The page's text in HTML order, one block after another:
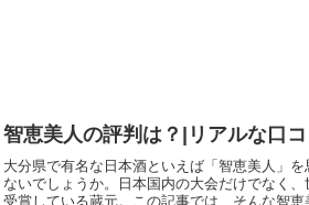
智恵美人の評判は？|リアルな口
大分県で有名な日本酒といえば「智恵美人」
ないでしょうか。日本国内の大会だけでなく
受賞している蔵元。この記事では、そんな智